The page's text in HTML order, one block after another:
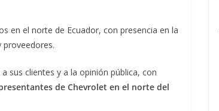
en el norte de Ecuador, con presencia en la
proveedores.
sus clientes y a la opinión pública, con
de Chevrolet en el norte del